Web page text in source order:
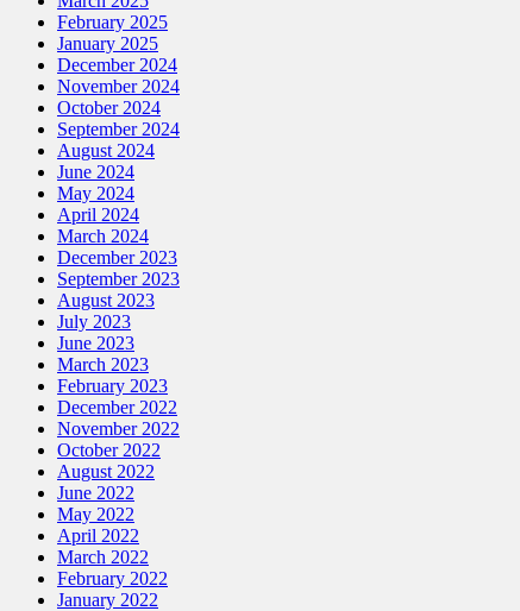
February 2025
January 2025
December 2024
November 2024
October 2024
September 2024
August 2024
June 2024
May 2024
April 2024
March 2024
December 2023
September 2023
August 2023
July 2023
June 2023
March 2023
February 2023
December 2022
November 2022
October 2022
August 2022
June 2022
May 2022
April 2022
March 2022
February 2022
January 2022